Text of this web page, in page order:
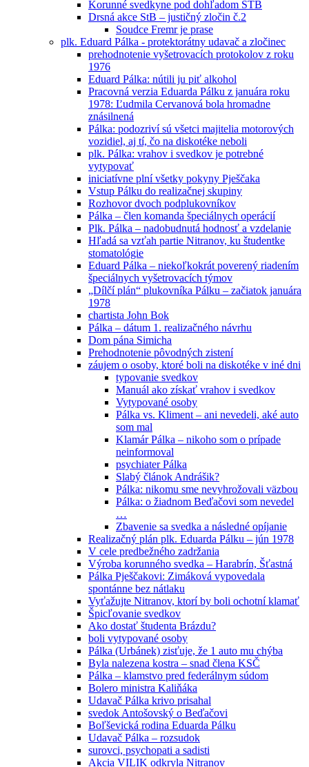
Korunné svedkyne pod dohľadom ŠTB
Drsná akce StB – justičný zločin č.2
Soudce Fremr je prase
plk. Eduard Pálka - protektorátny udavač a zločinec
prehodnotenie vyšetrovacích protokolov z roku
1976
Eduard Pálka: nútili ju piť alkohol
Pracovná verzia Eduarda Pálku z januára roku
1978: Ľudmila Cervanová bola hromadne
znásilnená
Pálka: podozriví sú všetci majitelia motorových
vozidiel, aj tí, čo na diskotéke neboli
plk. Pálka: vrahov i svedkov je potrebné
vytypovať
iniciatívne plní všetky pokyny Pješčaka
Vstup Pálku do realizačnej skupiny
Rozhovor dvoch podplukovníkov
Pálka – člen komanda špeciálnych operácií
Plk. Pálka – nadobudnutá hodnosť a vzdelanie
Hľadá sa vzťah partie Nitranov, ku študentke
stomatológie
Eduard Pálka – niekoľkokrát poverený riadením
špeciálnych vyšetrovacích týmov
„Dílčí plán“ plukovníka Pálku – začiatok januára
1978
chartista John Bok
Pálka – dátum 1. realizačného návrhu
Dom pána Simicha
Prehodnotenie pôvodných zistení
záujem o osoby, ktoré boli na diskotéke v iné dni
typovanie svedkov
Manuál ako získať vrahov i svedkov
Vytypované osoby
Pálka vs. Kliment – ani nevedeli, aké auto
som mal
Klamár Pálka – nikoho som o prípade
neinformoval
psychiater Pálka
Slabý článok Andrášik?
Pálka: nikomu sme nevyhrožovali väzbou
Pálka: o žiadnom Beďačovi som nevedel
…
Zbavenie sa svedka a následné opíjanie
Realizačný plán plk. Eduarda Pálku – jún 1978
V cele predbežného zadržania
Výroba korunného svedka – Harabrín, Šťastná
Pálka Pješčakovi: Zimáková vypovedala
spontánne bez nátlaku
Vyťažujte Nitranov, ktorí by boli ochotní klamať
Špicľovanie svedkov
Ako dostať študenta Brázdu?
boli vytypované osoby
Pálka (Urbánek) zisťuje, že 1 auto mu chýba
Byla nalezena kostra – snad člena KSČ
Pálka – klamstvo pred federálnym súdom
Bolero ministra Kaliňáka
Udavač Pálka krivo prisahal
svedok Antošovský o Beďačovi
Boľševická rodina Eduarda Pálku
Udavač Pálka – rozsudok
surovci, psychopati a sadisti
Akcia VILIK odkryla Nitranov